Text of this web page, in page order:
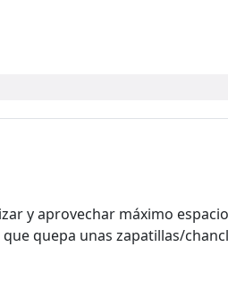
y aprovechar máximo
quepa unas zapatillas/